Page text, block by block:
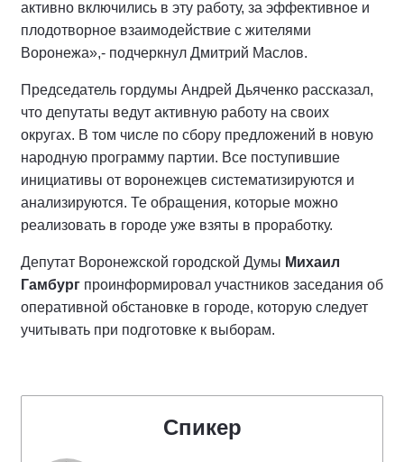
активно включились в эту работу, за эффективное и
плодотворное взаимодействие с жителями
Воронежа»,- подчеркнул Дмитрий Маслов.
Председатель гордумы Андрей Дьяченко рассказал,
что депутаты ведут активную работу на своих
округах. В том числе по сбору предложений в новую
народную программу партии. Все поступившие
инициативы от воронежцев систематизируются и
анализируются. Те обращения, которые можно
реализовать в городе уже взяты в проработку.
Депутат Воронежской городской Думы Михаил
Гамбург проинформировал участников заседания об
оперативной обстановке в городе, которую следует
учитывать при подготовке к выборам.
Спикер